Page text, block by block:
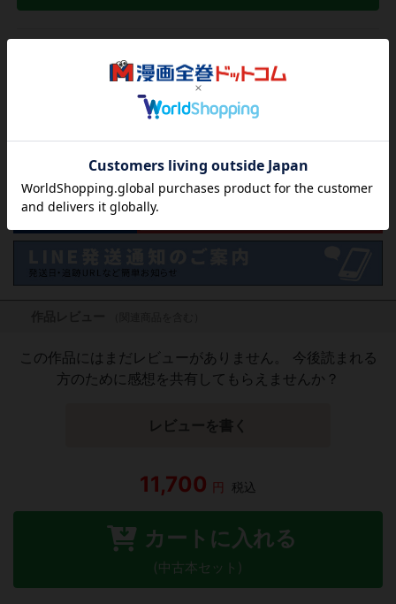
紙版 新品33,660 円 を見る
欲しいリストに追加する
気になる商品を登録
この作品にはまだレビューがありません。 今後読まれる
方のために感想を共有してもらえませんか？
レビューを書く
11,700 円 税込
カートに入れる
(中古本セット)